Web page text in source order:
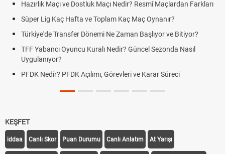
Maçlardan Farkları
ve Bitiyor?
Sezonda Nasıl
Süreci
Puan Durumunda AG, OM ve Diğer
Skor Ne Demek? Sporda Skor ve Sonuç
Futbol Nasıl Oynanır? Temel Futbol Kuralları
Deplasman Golü Kuralı Nedir? Hangi
DGS Sonuçları Ne Zaman Açıklanacak
KEŞFET
iddaa Canlı Skor Puan Durumu Canlı Anlatım At Yarışı